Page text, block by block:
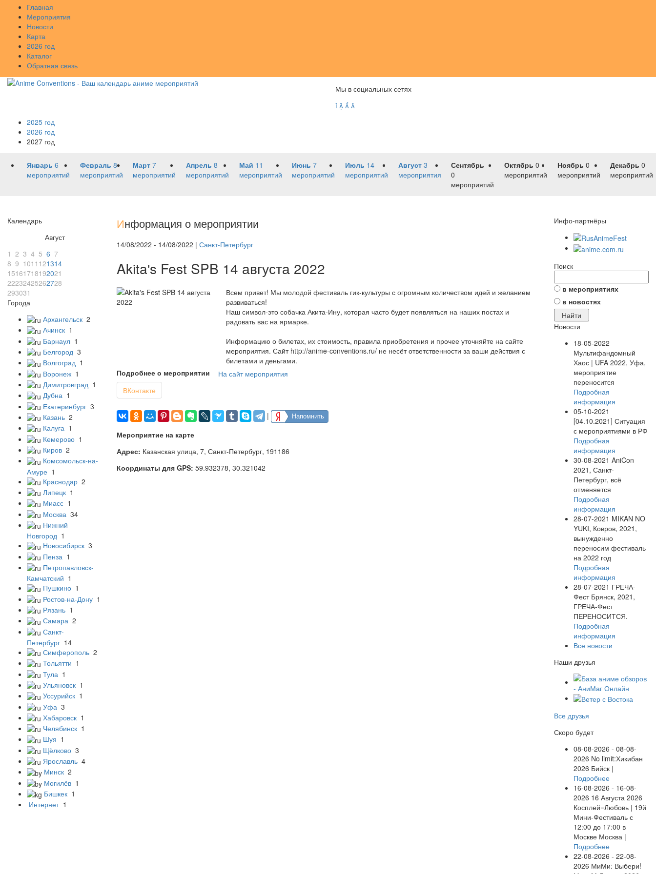
Главная
Мероприятия
Новости
Карта
2026 год
Каталог
Обратная связь
Мы в социальных сетях
   
2025 год
2026 год
2027 год
Январь 6
мероприятий
Февраль 8
мероприятий
Март 7
мероприятий
Апрель 8
мероприятий
Май 11
мероприятий
Июнь 7
мероприятий
Июль 14
мероприятий
Август 3
мероприятия
Сентябрь
0
мероприятий
Октябрь 0
мероприятий
Ноябрь 0
мероприятий
Декабрь 0
мероприятий
Календарь
Август
1 2 3 4 5 6 7
8 9 1011 121314
15161718192021
22232425262728
293031
Города
Архангельск 2
Ачинск 1
Барнаул 1
Белгород 3
Волгоград 1
Воронеж 1
Димитровград 1
Дубна 1
Екатеринбург 3
Казань 2
Калуга 1
Кемерово 1
Киров 2
Комсомольск-на-
Амуре 1
Краснодар 2
Липецк 1
Миасс 1
Москва 34
Нижний
Новгород 1
Новосибирск 3
Пенза 1
Петропавловск-
Камчатский 1
Пушкино 1
Ростов-на-Дону 1
Рязань 1
Самара 2
Санкт-
Петербург 14
Симферополь 2
Тольятти 1
Тула 1
Ульяновск 1
Уссурийск 1
Уфа 3
Хабаровск 1
Челябинск 1
Шуя 1
Щёлково 3
Ярославль 4
Минск 2
Могилёв 1
Бишкек 1
Интернет 1
Информация о мероприятии
14/08/2022 - 14/08/2022 | Санкт-Петербург
Akita's Fest SPB 14 августа 2022
Всем привет! Мы молодой фестиваль гик-культуры с огромным количеством идей и желанием
развиваться!
Наш символ-это собачка Акита-Ину, которая часто будет появляться на наших постах и
радовать вас на ярмарке.
Информацию о билетах, их стоимость, правила приобретения и прочее уточняйте на сайте
мероприятия. Сайт http://anime-conventions.ru/ не несёт ответственности за ваши действия с
билетами и деньгами.
Подробнее о мероприятии
На сайт мероприятия
ВКонтакте
| Напомнить
Мероприятие на карте
Адрес: Казанская улица, 7, Санкт-Петербург, 191186
Координаты для GPS: 59.932378, 30.321042
Инфо-партнёры
Поиск
в мероприятиях
в новостях
Новости
18-05-2022
Мультифандомный
Хаос | UFA 2022, Уфа,
мероприятие
переносится
Подробная
информация
05-10-2021
[04.10.2021] Ситуация
с мероприятиями в РФ
Подробная
информация
30-08-2021 AniCon
2021, Санкт-
Петербург, всё
отменяется
Подробная
информация
28-07-2021 MIKAN NO
YUKI, Ковров, 2021,
вынужденно
переносим фестиваль
на 2022 год
Подробная
информация
28-07-2021 ГРЕЧА-
Фест Брянск, 2021,
ГРЕЧА-Фест
ПЕРЕНОСИТСЯ.
Подробная
информация
Все новости
Наши друзья
Все друзья
Скоро будет
08-08-2026 - 08-08-
2026 No limit:Хикибан
2026 Бийск |
Подробнее
16-08-2026 - 16-08-
2026 16 Августа 2026
Косплей=Любовь | 19й
Мини-Фестиваль с
12:00 до 17:00 в
Москве Москва |
Подробнее
22-08-2026 - 22-08-
2026 МиМи: Выбери!